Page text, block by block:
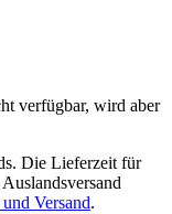
verfügbar, wird aber
Die Lieferzeit für
Versand.